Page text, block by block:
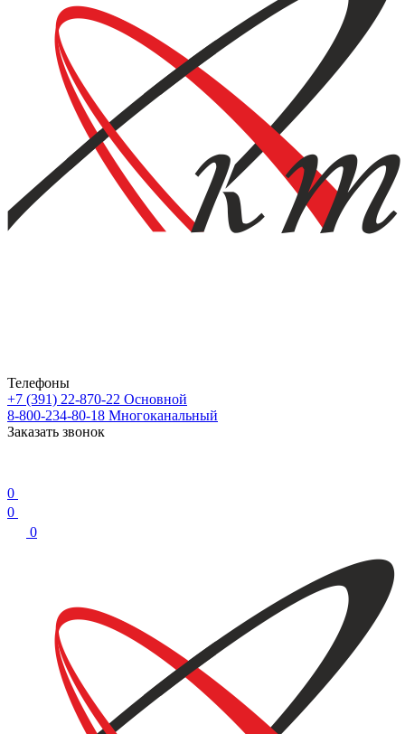
Телефоны
+7 (391) 22-870-22 Основной
8-800-234-80-18 Многоканальный
Заказать звонок
0
0
0